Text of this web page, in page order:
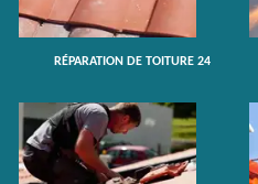
RÉPARATION DE TOITURE 24